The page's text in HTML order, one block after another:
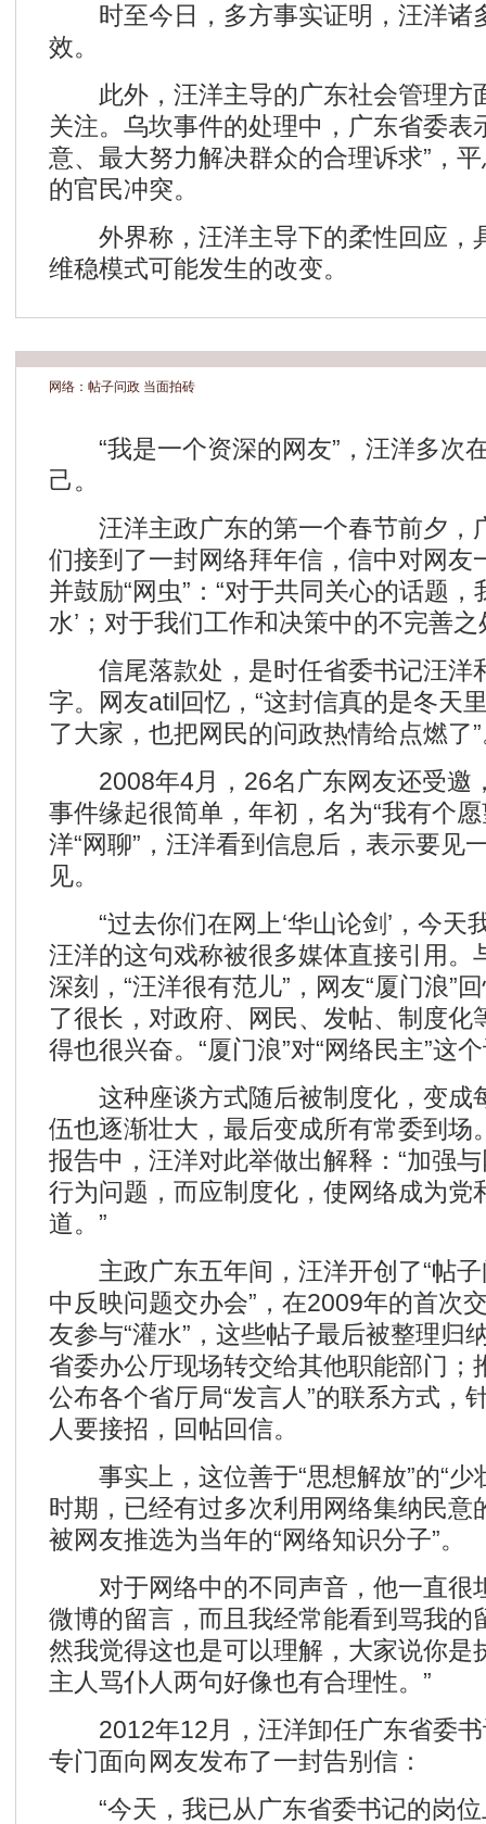
时至今日，多方事实证明，汪洋诸
效。
此外，汪洋主导的广东社会管理方
关注。乌坎事件的处理中，广东省委表
意、最大努力解决群众的合理诉求”，
的官民冲突。
外界称，汪洋主导下的柔性回应，
维稳模式可能发生的改变。
网络：帖子问政 当面拍砖
“我是一个资深的网友”，汪洋多次
己。
汪洋主政广东的第一个春节前夕，
们接到了一封网络拜年信，信中对网友
并鼓励“网虫”：“对于共同关心的话题，
水’；对于我们工作和决策中的不完善之
信尾落款处，是时任省委书记汪洋
字。网友atil回忆，“这封信真的是冬天
了大家，也把网民的问政热情给点燃了
2008年4月，26名广东网友还受邀
事件缘起很简单，年初，名为“我有个
洋“网聊”，汪洋看到信息后，表示要见
见。
“过去你们在网上‘华山论剑’，今天我
汪洋的这句戏称被很多媒体直接引用。
深刻，“汪洋很有范儿”，网友“厦门浪”
了很长，对政府、网民、发帖、制度化
得也很兴奋。“厦门浪”对“网络民主”这
这种座谈方式随后被制度化，变成
伍也逐渐壮大，最后变成所有常委到场
报告中，汪洋对此举做出解释：“加强
行为问题，而应制度化，使网络成为党
道。”
主政广东五年间，汪洋开创了“帖子
中反映问题交办会”，在2009年的首次
友参与“灌水”，这些帖子最后被整理归
省委办公厅现场转交给其他职能部门；
公布各个省厅局“发言人”的联系方式，
人要接招，回帖回信。
事实上，这位善于“思想解放”的“少
时期，已经有过多次利用网络集纳民意
被网友推选为当年的“网络知识分子”。
对于网络中的不同声音，他一直很
微博的留言，而且我经常能看到骂我的
然我觉得这也是可以理解，大家说你是
主人骂仆人两句好像也有合理性。”
2012年12月，汪洋卸任广东省委书
专门面向网友发布了一封告别信：
“今天，我已从广东省委书记的岗位